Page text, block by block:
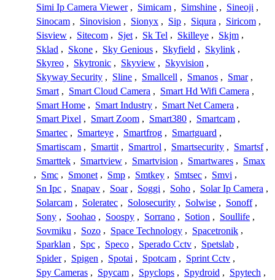
Simi Ip Camera Viewer , Simicam , Simshine , Sineoji ,
Sinocam , Sinovision , Sionyx , Sip , Siqura , Siricom ,
Sisview , Sitecom , Sjet , Sk Tel , Skilleye , Skjm ,
Sklad , Skone , Sky Genious , Skyfield , Skylink ,
Skyreo , Skytronic , Skyview , Skyvision ,
Skyway Security , Sline , Smallcell , Smanos , Smar ,
Smart , Smart Cloud Camera , Smart Hd Wifi Camera ,
Smart Home , Smart Industry , Smart Net Camera ,
Smart Pixel , Smart Zoom , Smart380 , Smartcam ,
Smartec , Smarteye , Smartfrog , Smartguard ,
Smartiscam , Smartit , Smartrol , Smartsecurity , Smartsf ,
Smarttek , Smartview , Smartvision , Smartwares , Smax
, Smc , Smonet , Smp , Smtkey , Smtsec , Smvi ,
Sn Ipc , Snapav , Soar , Soggi , Soho , Solar Ip Camera ,
Solarcam , Soleratec , Solosecurity , Solwise , Sonoff ,
Sony , Soohao , Soospy , Sorrano , Sotion , Soullife ,
Sovmiku , Sozo , Space Technology , Spacetronik ,
Sparklan , Spc , Speco , Sperado Cctv , Spetslab ,
Spider , Spigen , Spotai , Spotcam , Sprint Cctv ,
Spy Cameras , Spycam , Spyclops , Spydroid , Spytech ,